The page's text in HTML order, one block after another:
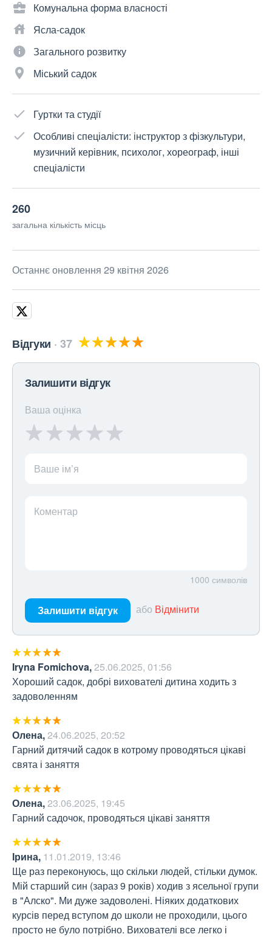
Комунальна форма власності
Ясла-садок
Загального розвитку
Міський садок
Гуртки та студії
Особливі спеціалісти: інструктор з фізкультури,
музичний керівник, психолог, хореограф, інші
спеціалісти
260
загальна кількість місць
Останнє оновлення 29 квітня 2026
Відгуки 37
Залишити відгук
Ваша оцінка
Ваше ім’я
Коментар
1000 символів
Залишити відгук або Відмінити
Iryna Fomichova,25.06.2025, 01:56
Хороший садок, добрі вихователі дитина ходить з
задоволенням
Олена,24.06.2025, 20:52
Гарний дитячий садок в котрому проводяться цікаві
свята і заняття
Олена,23.06.2025, 19:45
Гарний садочок, проводяться цікаві заняття
Ірина, 11.01.2019, 13:46
Ще раз переконуюсь, що скільки людей, стільки думок.
Мій старший син (зараз 9 років) ходив з ясельної групи
в "Алско". Ми дуже задоволені. Ніяких додаткових
курсів перед вступом до школи не проходили, цього
просто не було потрібно. Вихователі все легко і